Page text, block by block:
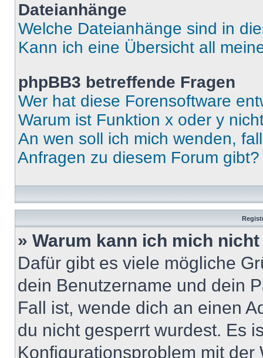
Dateianhänge
Welche Dateianhänge sind in
Kann ich eine Übersicht all
phpBB3 betreffende Fragen
Wer hat diese Forensoftware
Warum ist Funktion x oder y
An wen soll ich mich wenden,
Anfragen zu diesem Forum gibt?
» Warum kann ich mich
Dafür gibt es viele mögliche
dein Benutzername und dein
Fall ist, wende dich an einen
du nicht gesperrt wurdest. Es
Konfigurationsproblem mit